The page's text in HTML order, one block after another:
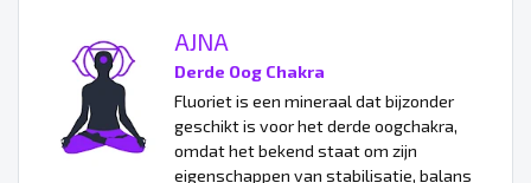
AJNA
Derde Oog Chakra
Fluoriet is een mineraal dat bijzonder
geschikt is voor het derde oogchakra,
omdat het bekend staat om zijn
eigenschappen van stabilisatie, balans